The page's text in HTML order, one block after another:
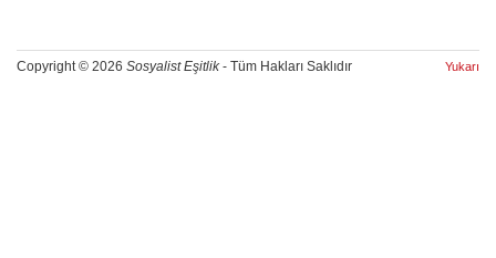
Copyright © 2026 Sosyalist Eşitlik- Tüm Hakları Saklıdır Yukarı